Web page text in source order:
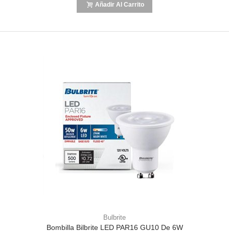
Añadir Al Carrito
Bulbrite
Bombilla Bilbrite LED PAR16 GU10 De 6W